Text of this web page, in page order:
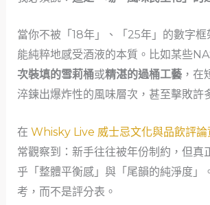
當你不被「18年」、「25年」的數字框
能純粹地感受酒液的本質。比如某些
次裝填的雪莉桶或精湛的過桶工藝，在
淬鍊出爆炸性的風味層次，甚至擊敗許
在 Whisky Live 威士忌文化與品飲評論
常觀察到：新手往往被年份制約，但真
乎「整體平衡感」與「尾韻的純淨度」
考，而不是評分表。